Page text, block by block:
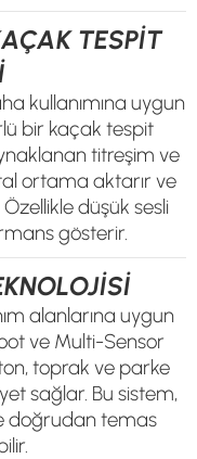
TESPİT
kullanımına uygun
bir kaçak tespit
titreşim ve
ortama aktarır ve
düşük sesli
gösterir.
alanlarına uygun
ve Multi-Sensor
toprak ve parke
sağlar. Bu sistem,
doğrudan temas